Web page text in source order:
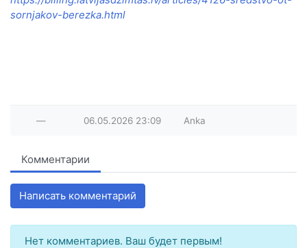
sornjakov-berezka.html
— 06.05.2026 23:09 Anka
Комментарии
Написать комментарий
Нет комментариев. Ваш будет первым!